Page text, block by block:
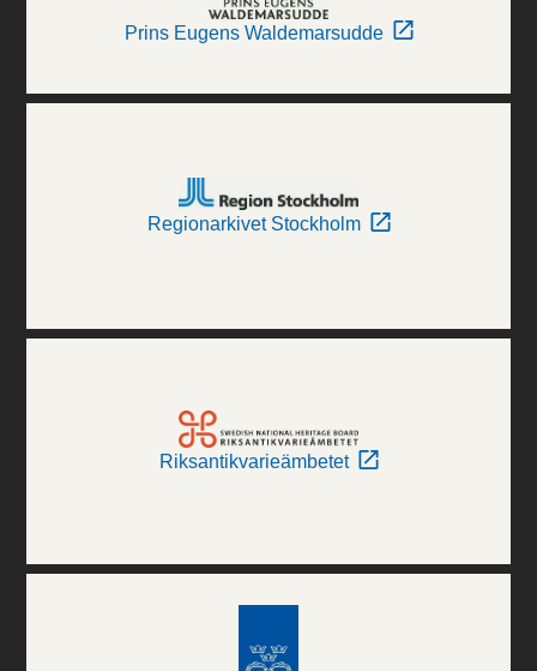
Prins Eugens Waldemarsudde
Regionarkivet Stockholm
Riksantikvarieämbetet